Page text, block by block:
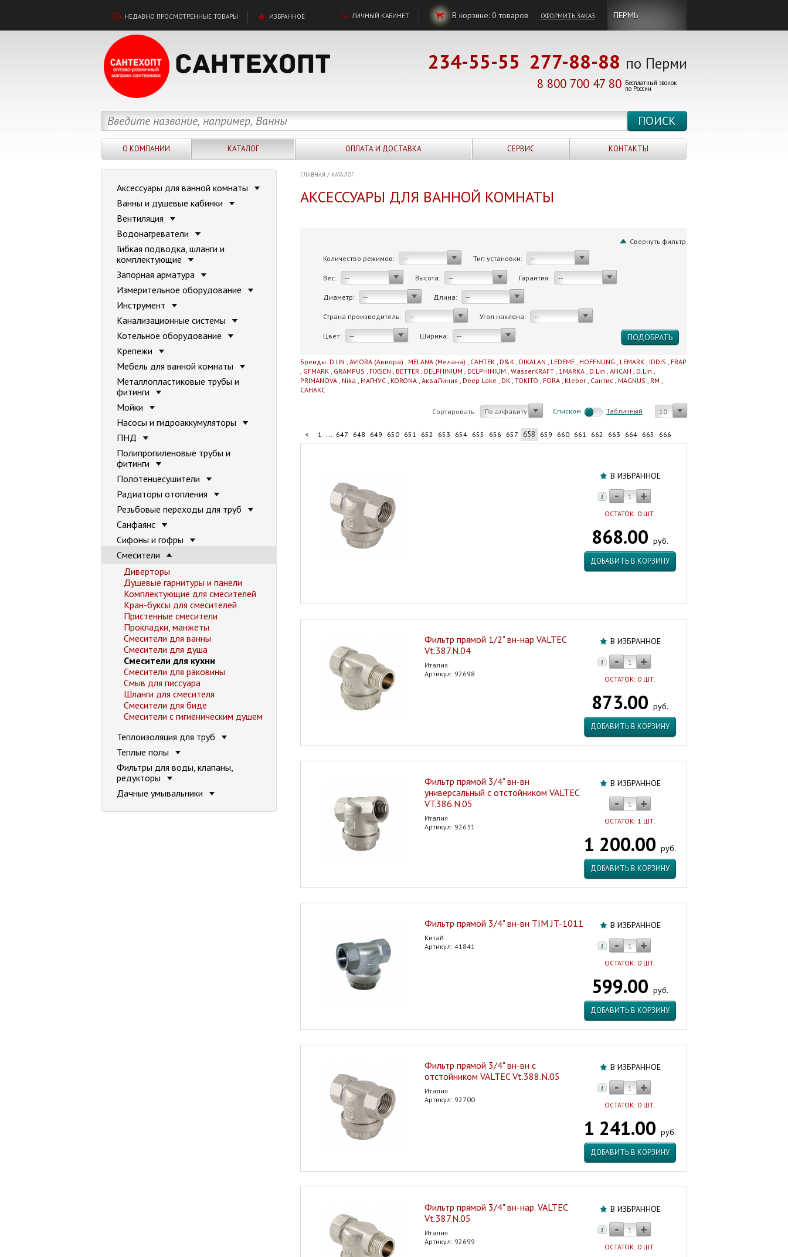
НЕДАВНО ПРОСМОТРЕННЫЕ ТОВАРЫ ИЗБРАННОЕ ЛИЧНЫЙ КАБИНЕТ В корзине: 0товаров ОФОРМИТЬ ЗАКАЗ ПЕРМЬ
234-55-55 277-88-88 по Перми
8 800 700 47 80 Бесплатный звонок
по России
О КОМПАНИИ КАТАЛОГ ОПЛАТА И ДОСТАВКА СЕРВИС КОНТАКТЫ
ГЛАВНАЯ / КАТАЛОГ
АКСЕССУАРЫ ДЛЯ ВАННОЙ КОМНАТЫ
Свернуть фильтр
Количество режимов:
-- Тип установки: --
Вес: -- Высота: -- Гарантия: --
Диаметр: -- Длина: --
Страна производитель: -- Угол наклона: --
Цвет: -- Ширина: --
Бренды: D.lIN , AVIORA (Авиора) , MELANA (Мелана) , САНТЕК , D&K , DIKALAN , LEDEME , HOFFNUNG , LEMARK , IDDIS , FRAP
, GFMARK , GRAMPUS , FIXSEN , BETTER , DELPHINIUM , DELPHINIUM , WasserKRAFT , 1MARKA , D.Lin , AHCAH , D.Lin ,
PRIMANOVA , Nika , МАГНУС , KORONA , АкваЛиния , Deep Lake , DK , TOKITO , FORA , Kleber , Сантис , MAGNUS , RM ,
САНАКС
Сортировать: По алфавиту Cписком Табличный 10
< 1 ... 647 648 649 650 651 652 653 654 655 656 657 658 659 660 661 662 663 664 665
666
В ИЗБРАННОЕ
ОСТАТОК: 0 ШТ.
868.00 руб.
ДОБАВИТЬ В КОРЗИНУ
В ИЗБРАННОЕ
ОСТАТОК: 0 ШТ.
873.00 руб.
ДОБАВИТЬ В КОРЗИНУ
Фильтр прямой 1/2" вн-нар VALTEC
Vt.387.N.04
Италия
Артикул: 92698
В ИЗБРАННОЕ
ОСТАТОК: 1 ШТ.
1 200.00 руб.
ДОБАВИТЬ В КОРЗИНУ
Фильтр прямой 3/4" вн-вн
универсальный с отстойником VALTEC
VT.386.N.05
Италия
Артикул: 92631
В ИЗБРАННОЕ
ОСТАТОК: 0 ШТ.
599.00 руб.
ДОБАВИТЬ В КОРЗИНУ
Фильтр прямой 3/4" вн-вн TIM JT-1011
Китай
Артикул: 41841
В ИЗБРАННОЕ
ОСТАТОК: 0 ШТ.
1 241.00 руб.
ДОБАВИТЬ В КОРЗИНУ
Фильтр прямой 3/4" вн-вн с
отстойником VALTEC Vt.388.N.05
Италия
Артикул: 92700
В ИЗБРАННОЕ
ОСТАТОК: 0 ШТ.
Фильтр прямой 3/4" вн-нар. VALTEC
Vt.387.N.05
Италия
Артикул: 92699
Аксессуары для ванной комнаты
Ванны и душевые кабинки
Вентиляция
Водонагреватели
Гибкая подводка, шланги и
комплектующие
Запорная арматура
Измерительное оборудование
Инструмент
Канализационные системы
Котельное оборудование
Крепежи
Мебель для ванной комнаты
Металлопластиковые трубы и
фитинги
Мойки
Насосы и гидроаккумуляторы
ПНД
Полипропиленовые трубы и
фитинги
Полотенцесушители
Радиаторы отопления
Резьбовые переходы для труб
Санфаянс
Сифоны и гофры
Смесители
Диверторы
Душевые гарнитуры и панели
Комплектующие для смесителей
Кран-буксы для смесителей
Пристенные смесители
Прокладки, манжеты
Смесители для ванны
Смесители для душа
Смесители для кухни
Смесители для раковины
Смыв для писсуара
Шланги для смесителя
Смесители для биде
Смесители с гигиеническим душем
Теплоизоляция для труб
Теплые полы
Фильтры для воды, клапаны,
редукторы
Дачные умывальники